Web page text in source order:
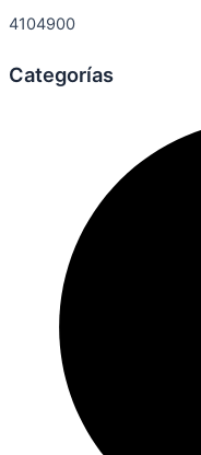
4104900
Categorías